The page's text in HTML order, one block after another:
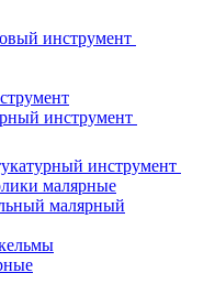
инструмент
инструмент
инструмент
малярные
малярный